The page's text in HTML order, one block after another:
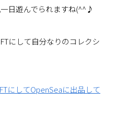
日遊んでられますね(^^♪
にして自分なりのコレクシ
にしてOpenSeaに出品して